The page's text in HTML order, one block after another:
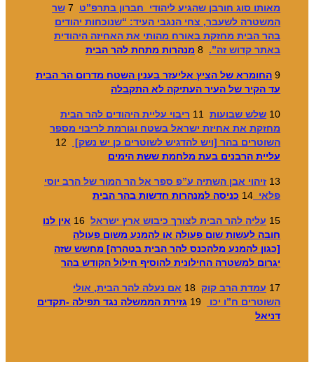
מאותו סוג חורבן שהגיע ליהודי חברון בתרפ”ט
7 שר
המשטרה לשעבר, צחי הנגבי העיד: “שנוכחות יהודים
בהר הבית מחזקת באורח מהותי את האחיזה היהודית
באתר קדוש זה”.
8 מנהרות מתחת להר הבית
9 החומרא של הציץ אליעזר בענין השטח מדרום הר הבית
עד הקיר של העיר העתיקה לא התקבלה
10 שלש שבועות 11 ריבוי עליית היהודים להר הבית
מחזקת את אחיזת ישראל בשטח וגורמת לריבוי מספר
השוטרים בהר [ויש להדגיש לשוטרים כן יש נשק]
12
עליית הרבנים בעת מלחמת ששת הימים
13 זיהוי אבן השתיה ע”פ ספר אל הר המור של הרב יוסי
פלאי 14 כניסה למנהרות חדשות בהר הבית
15 עליה להר הבית לצורך כיבוש ארץ ישראל 16 אין לנו
חובה לעשות שום פעולה או להמנע משום פעולה
[כגון להמנע מלהכנס להר הבית בטהרה] מחשש שזה
יגרום למשטרה החילונית להוסיף חילול הקודש בהר
17 עמדת הרב קוק 18 אם נעלה להר הבית, אולי
השוטרים ח”ו יכו
19 גזירת הממשלה נגד תפילה -תקדים
דניאל